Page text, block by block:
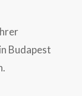
Budapest